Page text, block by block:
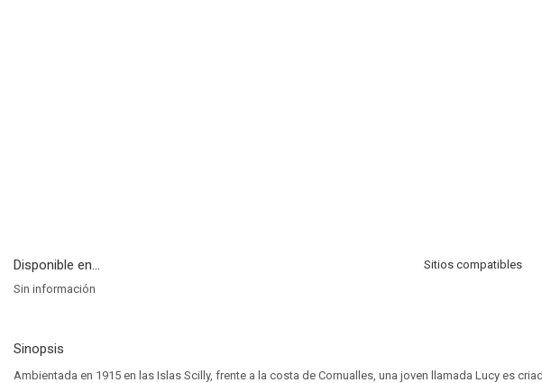
Disponible en...
Sitios compatibles
Sin información
Sinopsis
Ambientada en 1915 en las Islas Scilly, frente a la costa de Cornualles, una joven llamada Lucy es